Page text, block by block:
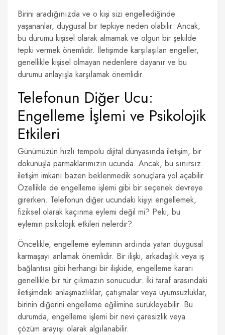
Birini aradığınızda ve o kişi sizi engellediğinde
yaşananlar, duygusal bir tepkiye neden olabilir. Ancak,
bu durumu kişisel olarak almamak ve olgun bir şekilde
tepki vermek önemlidir. İletişimde karşılaşılan engeller,
genellikle kişisel olmayan nedenlere dayanır ve bu
durumu anlayışla karşılamak önemlidir.
Telefonun Diğer Ucu:
Engelleme İşlemi ve Psikolojik
Etkileri
Günümüzün hızlı tempolu dijital dünyasında iletişim, bir
dokunuşla parmaklarımızın ucunda. Ancak, bu sınırsız
iletişim imkanı bazen beklenmedik sonuçlara yol açabilir.
Özellikle de engelleme işlemi gibi bir seçenek devreye
girerken. Telefonun diğer ucundaki kişiyi engellemek,
fiziksel olarak kaçınma eylemi değil mi? Peki, bu
eylemin psikolojik etkileri nelerdir?
Öncelikle, engelleme eyleminin ardında yatan duygusal
karmaşayı anlamak önemlidir. Bir ilişki, arkadaşlık veya iş
bağlantısı gibi herhangi bir ilişkide, engelleme kararı
genellikle bir tür çıkmazın sonucudur. İki taraf arasındaki
iletişimdeki anlaşmazlıklar, çatışmalar veya uyumsuzluklar,
birinin diğerini engelleme eğilimine sürükleyebilir. Bu
durumda, engelleme işlemi bir nevi çaresizlik veya
çözüm arayışı olarak algılanabilir.